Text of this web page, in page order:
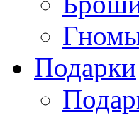
Подарки